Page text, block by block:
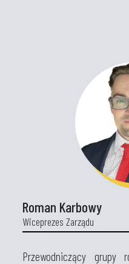
Roman Karbowy
Wiceprezes Zarządu
Przewodniczący grupy